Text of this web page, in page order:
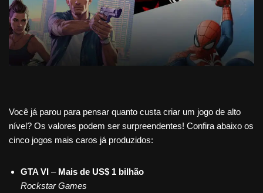
Você já parou para pensar quanto custa criar um jogo de alto
nível? Os valores podem ser surpreendentes! Confira abaixo os
cinco jogos mais caros já produzidos:
GTA VI – Mais de US$ 1 bilhão
Rockstar Games